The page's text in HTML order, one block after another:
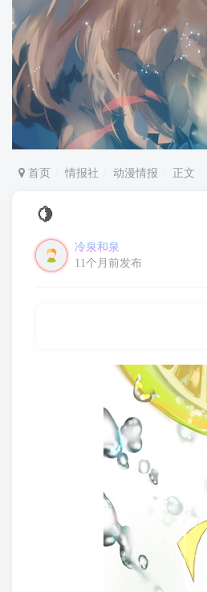
首页 情报社 动漫情报 正文
🍋
冷泉和泉
11个月前发布